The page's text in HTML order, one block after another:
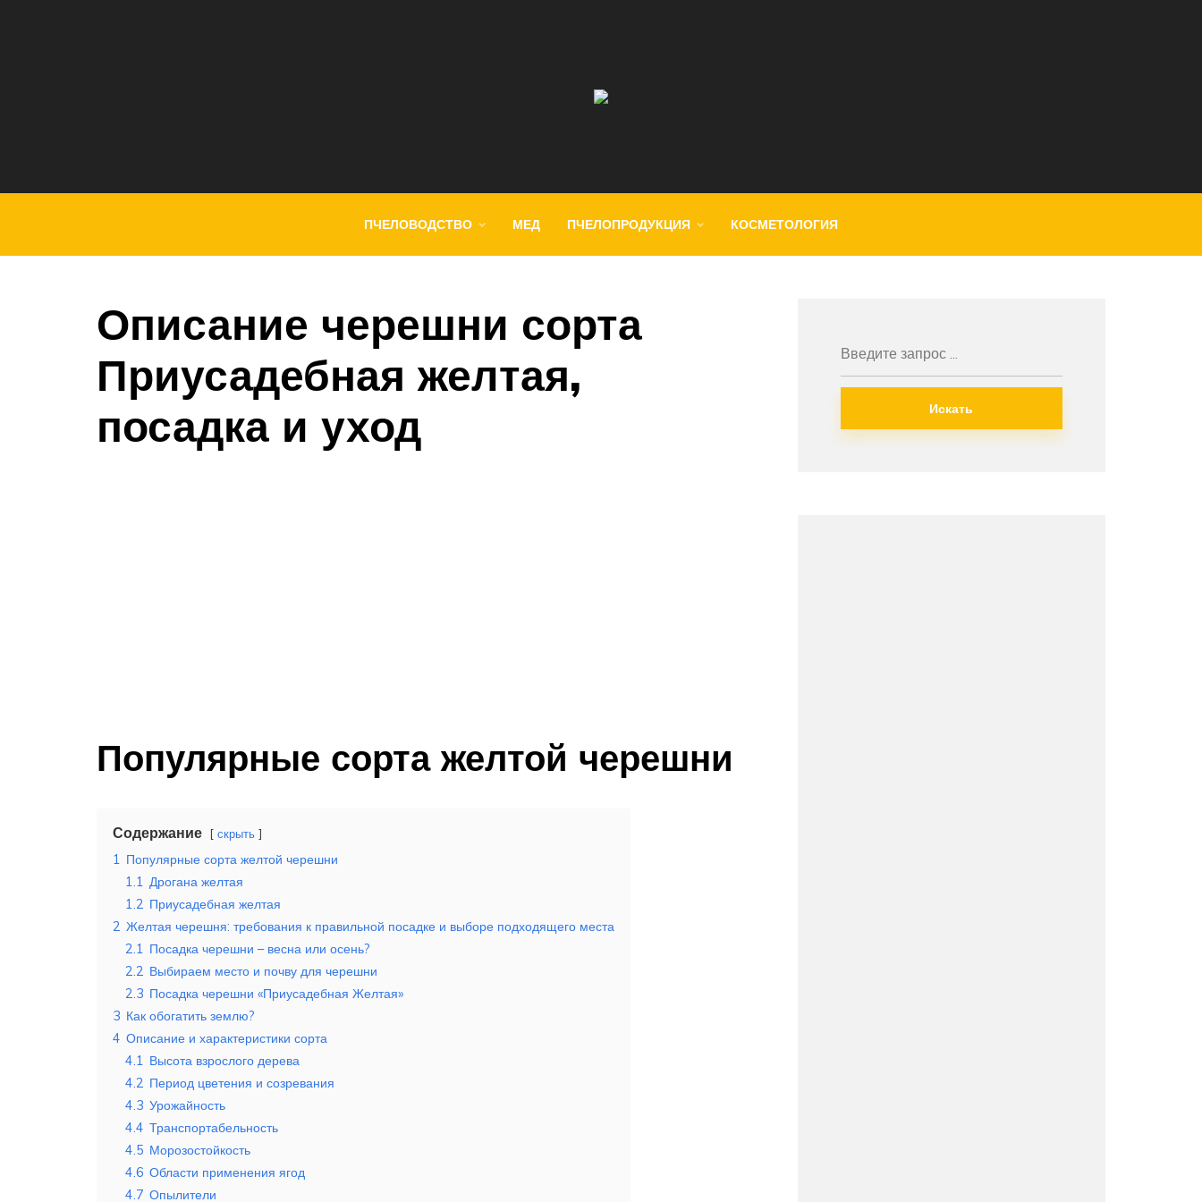
ПЧЕЛОВОДСТВО МЕД ПЧЕЛОПРОДУКЦИЯ КОСМЕТОЛОГИЯ
Описание черешни сорта
Приусадебная желтая,
посадка и уход
Популярные сорта желтой черешни
Содержание скрыть
1 Популярные сорта желтой черешни
1.1 Дрогана желтая
1.2 Приусадебная желтая
2 Желтая черешня: требования к правильной посадке и выборе подходящего места
2.1 Посадка черешни – весна или осень?
2.2 Выбираем место и почву для черешни
2.3 Посадка черешни «Приусадебная Желтая»
3 Как обогатить землю?
4 Описание и характеристики сорта
4.1 Высота взрослого дерева
4.2 Период цветения и созревания
4.3 Урожайность
4.4 Транспортабельность
4.5 Морозостойкость
4.6 Области применения ягод
4.7 Опылители
Искать